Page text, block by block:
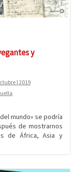
y
| 2019
mundo» se podría
de mostrarnos
de África, Asia y